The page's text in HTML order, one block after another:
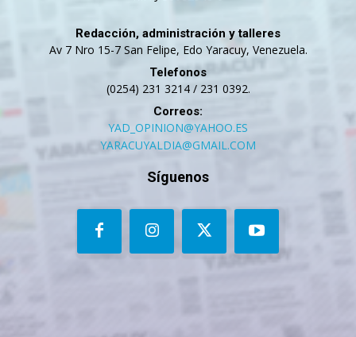
Redacción, administración y talleres
Av 7 Nro 15-7 San Felipe, Edo Yaracuy, Venezuela.
Telefonos
(0254) 231 3214 / 231 0392.
Correos:
YAD_OPINION@YAHOO.ES
YARACUYALDIA@GMAIL.COM
Síguenos